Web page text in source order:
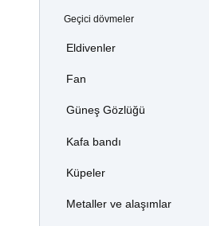
Geçici dövmeler
Eldivenler
Fan
Güneş Gözlüğü
Kafa bandı
Küpeler
Metaller ve alaşımlar